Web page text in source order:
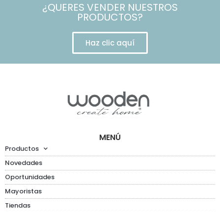
¿QUERES VENDER NUESTROS
PRODUCTOS?
Haz clic aquí
MENÚ
Productos
Novedades
Oportunidades
Mayoristas
Tiendas